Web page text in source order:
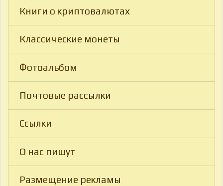
Книги о криптовалютах
Классические монеты
Фотоальбом
Почтовые рассылки
Ссылки
О нас пишут
Размещение рекламы